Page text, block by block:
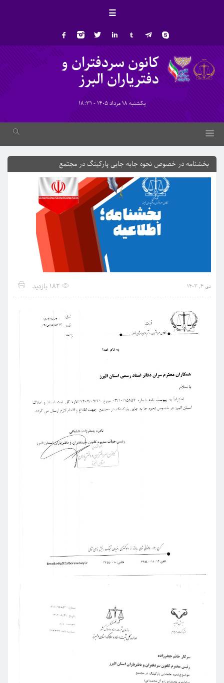
☰
کانون سردفتران و
دفتریاران البرز
یکشنبه 18 مرداد 1405 - 18:31
بخشنامه در خصوص نحوه جابه جایی پارکینگ در مجتمع
دی 4, 1403 182 بازدید